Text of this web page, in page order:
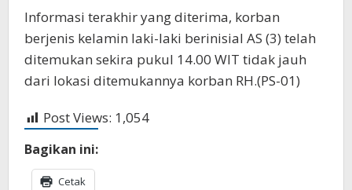
Informasi terakhir yang diterima, korban
berjenis kelamin laki-laki berinisial AS (3) telah
ditemukan sekira pukul 14.00 WIT tidak jauh
dari lokasi ditemukannya korban RH.(PS-01)
Post Views: 1,054
Bagikan ini:
Cetak